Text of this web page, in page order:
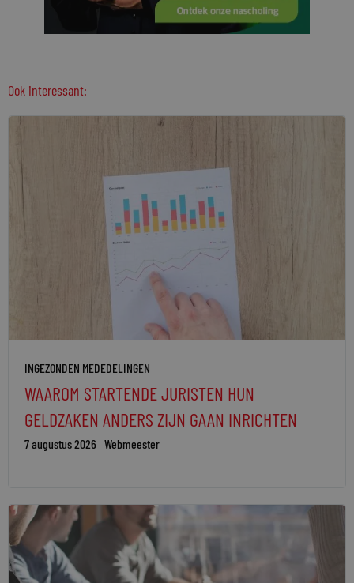
Ook interessant:
INGEZONDEN MEDEDELINGEN
WAAROM STARTENDE JURISTEN HUN
GELDZAKEN ANDERS ZIJN GAAN INRICHTEN
7 augustus 2026 Webmeester